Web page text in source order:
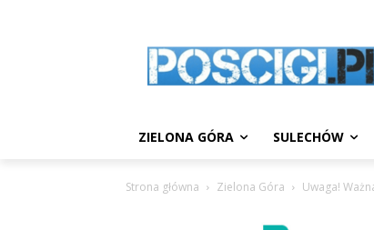
ZIELONA GÓRA SULECHÓW
Strona główna Zielona Góra Uwaga!